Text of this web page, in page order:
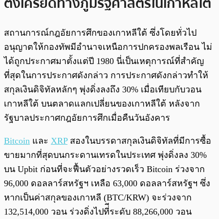
สถานการณ์กฎอัยการศึกของเกาหลีใต้ ซึ่งโดยทั่วไป
อนุญาตให้กองทัพมีอำนาจเหนือการปกครองพลเรือน ไม่
ได้ถูกประกาศมาตั้งแต่ปี 1980 นี่เป็นเหตุการณ์ที่สำคัญ
ที่สุดในการประกาศดังกล่าว การประกาศดังกล่าวทำให้
สกุลเงินดิจิทัลหลักๆ พุ่งดิ่งลงถึง 30% เมื่อเทียบกับวอน
เกาหลีใต้ บนตลาดแลกเปลี่ยนของเกาหลีใต้ หลังจาก
รัฐบาลประกาศกฎอัยการศึกเมื่อคืนวันอังคาร
Bitcoin และ XRPสองในบรรดาสกุลเงินดิจิทัลที่มีการซื้อ
ขายมากที่สุดบนกระดานเทรดในประเทศ พุ่งดิ่งลง 30%
บน Upbit ก่อนที่จะฟื้นตัวอย่างรวดเร็ว Bitcoin ร่วงจาก
96,000 ดอลลาร์สหรัฐฯ เหลือ 63,000 ดอลลาร์สหรัฐฯ ซึ่ง
หากเป็นค่าสกุลของเกาหลี (BTC/KRW) จะร่วงจาก
132,514,000 วอน ร่วงดิ่งไปที่ีระดับ 88,266,000 วอน